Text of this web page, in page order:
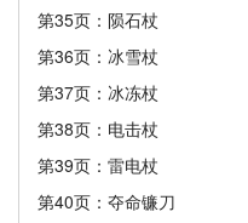
第35页：陨石杖
第36页：冰雪杖
第37页：冰冻杖
第38页：电击杖
第39页：雷电杖
第40页：夺命镰刀